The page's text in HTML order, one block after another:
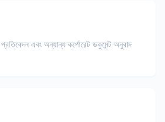
এবং অন্যান্য কর্পোরেট ডকুমেন্ট অনুবাদ